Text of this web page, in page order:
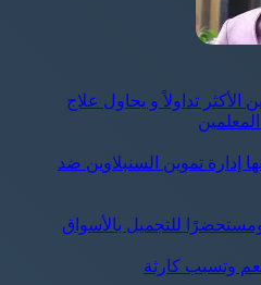
تداولاً و يحاول علاج
إدارة تموين السنبلاوين ضد
وتسبب كارثة